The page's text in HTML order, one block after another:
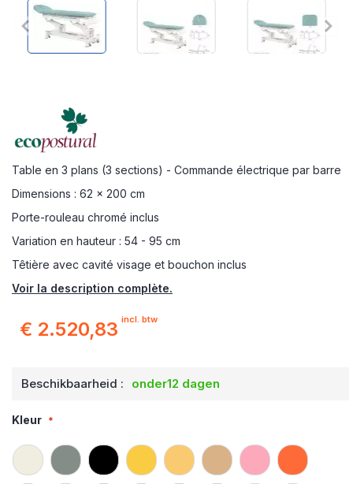
Table en 3 plans (3 sections) - Commande électrique par barre
Dimensions : 62 x 200 cm
Porte-rouleau chromé inclus
Variation en hauteur : 54 - 95 cm
Têtière avec cavité visage et bouchon inclus
Voir la description complète.
€ 2.520,83 incl. btw
Beschikbaarheid : onder12 dagen
Kleur